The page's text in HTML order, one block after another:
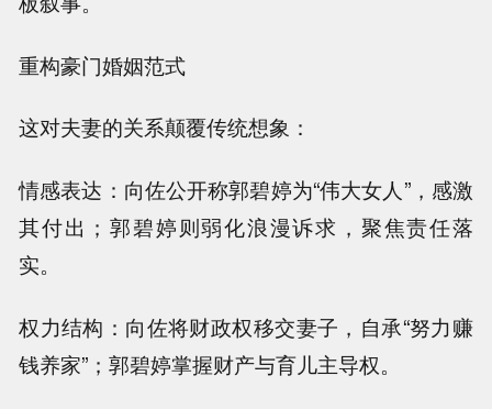
重构豪门婚姻范式
这对夫妻的关系颠覆传统想象：
情感表达：向佐公开称郭碧婷为“伟大女人”，感激
其付出；郭碧婷则弱化浪漫诉求，聚焦责任落
实。
权力结构：向佐将财政权移交妻子，自承“努力赚
钱养家”；郭碧婷掌握财产与育儿主导权。